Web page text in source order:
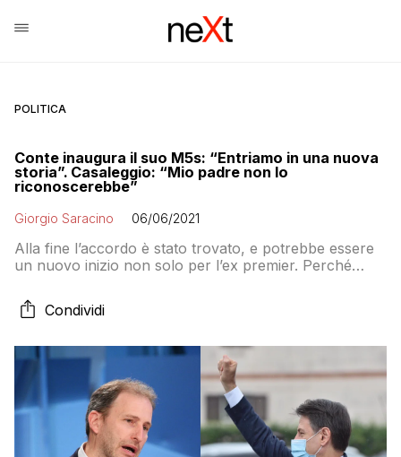
POLITICA
Conte inaugura il suo M5s: “Entriamo in una nuova
storia”. Casaleggio: “Mio padre non lo
riconoscerebbe”
Giorgio Saracino 06/06/2021
Alla fine l’accordo è stato trovato, e potrebbe essere
un nuovo inizio non solo per l’ex premier. Perché
fondare un nuovo movimento. Magari con qualche ex
di peso.Condividi